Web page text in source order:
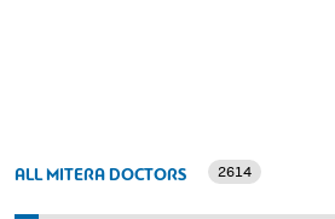
ALL MITERA DOCTORS 2614